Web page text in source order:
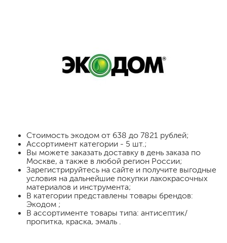
Стоимость экодом от 638 до 7821 рублей;
Ассортимент категории - 5 шт.;
Вы можете заказать доставку в день заказа по
Москве, а также в любой регион России;
Зарегистрируйтесь на сайте и получите выгодные
условия на дальнейшие покупки лакокрасочных
материалов и инструмента;
В категории представлены товары брендов:
Экодом ;
В ассортименте товары типа: антисептик/
пропитка, краска, эмаль .